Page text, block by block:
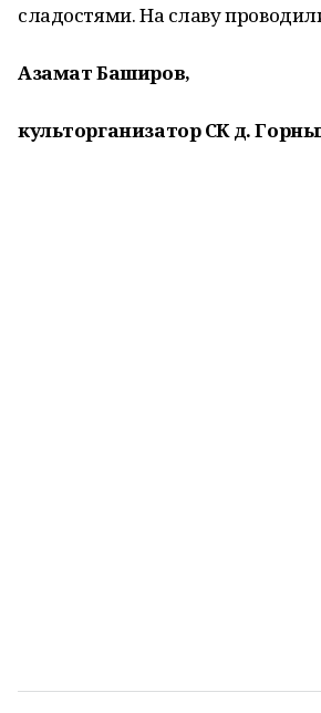
сладостями. На славу
Азамат Баширов,
культорганизатор СК д.